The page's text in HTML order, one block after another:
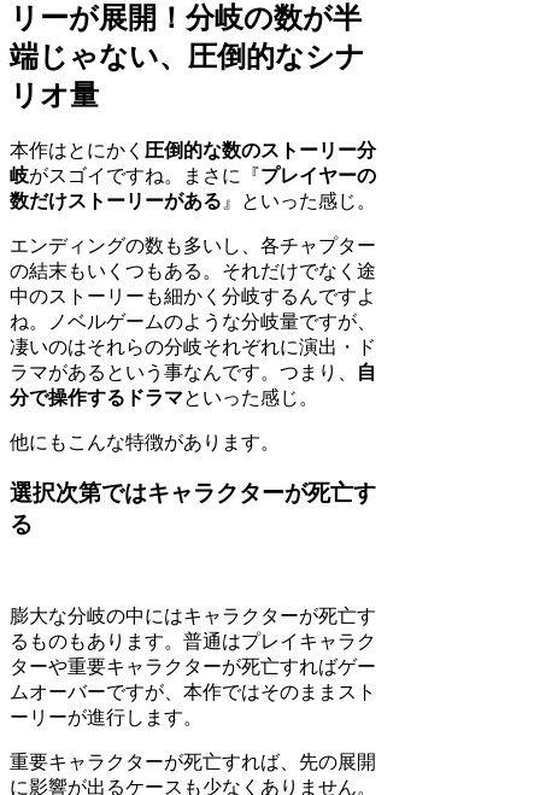
リーが展開！分岐の数が半
端じゃない、圧倒的なシナ
リオ量
本作はとにかく 圧倒的な数のストーリー分
岐がスゴイですね。まさに『プレイヤーの
数だけストーリーがある 』といった感じ。
エンディングの数も多いし、各チャプター
の結末もいくつもある。それだけでなく途
中のストーリーも細かく分岐するんですよ
ね。ノベルゲームのような分岐量ですが、
凄いのはそれらの分岐それぞれに演出・ド
ラマがあるという事なんです。つまり、
自
分で操作するドラマといった感じ。
他にもこんな特徴があります。
選択次第ではキャラクターが死亡す
る
膨大な分岐の中にはキャラクターが死亡す
るものもあります。普通はプレイキャラク
ターや重要キャラクターが死亡すればゲー
ムオーバーですが、本作ではそのままスト
ーリーが進行します。
重要キャラクターが死亡すれば、先の展開
に影響が出るケースも少なくありません。